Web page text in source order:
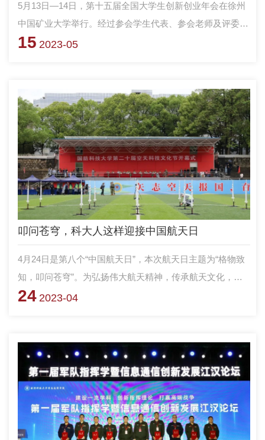
5月13日—14日，第十五届全国大学生创新创业年会在徐州
中国矿业大学举行。经过参会学生代表、参会老师及评委专
家的投票，由国防科大智能科学学院牵头组织，空天科学学
得“最佳创意项目奖”。
15 2023-05
叩问苍穹，科大人这样迎接中国航天日
4月24日是第八个“中国航天日”，本次航天日主题为“格物致
知，叩问苍穹”。为弘扬伟大航天精神，传承航天文化，激
发师生员工探索创新、崇尚科学的热情，国防科技大学空天
24 2023-04